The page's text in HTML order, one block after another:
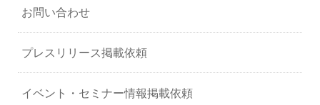
お問い合わせ
プレスリリース掲載依頼
イベント・セミナー情報掲載依頼